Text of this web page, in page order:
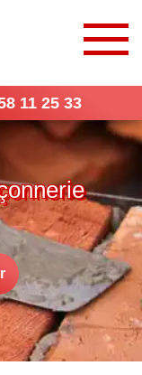
11 25 33